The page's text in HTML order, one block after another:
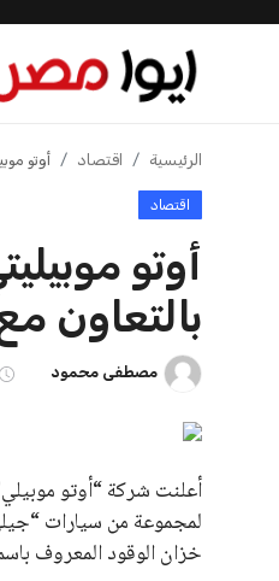
الرئيسية
اخبار مصر
عرب وعالم
اخبار الرياضة
فن وثقافة
علوم وتكنولوجيا
الرئيسية اقتصاد أوتو
اقتصاد
أوتو
بالتعاون
مصطفى محمود
أعلنت شركة “أوتو
خزان الوقود المعروف